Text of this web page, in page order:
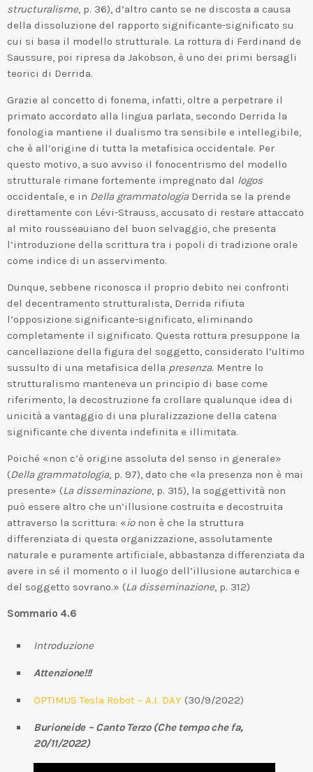
structuralisme, p. 36), d’altro canto se ne discosta a causa
della dissoluzione del rapporto significante-significato su
cui si basa il modello strutturale. La rottura di Ferdinand de
Saussure, poi ripresa da Jakobson, è uno dei primi bersagli
teorici di Derrida.
Grazie al concetto di fonema, infatti, oltre a perpetrare il
primato accordato alla lingua parlata, secondo Derrida la
fonologia mantiene il dualismo tra sensibile e intellegibile,
che è all’origine di tutta la metafisica occidentale. Per
questo motivo, a suo avviso il fonocentrismo del modello
strutturale rimane fortemente impregnato dal logos
occidentale, e in Della grammatologiaDerrida se la prende
direttamente con Lévi-Strauss, accusato di restare attaccato
al mito rousseauiano del buon selvaggio, che presenta
l’introduzione della scrittura tra i popoli di tradizione orale
come indice di un asservimento.
Dunque, sebbene riconosca il proprio debito nei confronti
del decentramento strutturalista, Derrida rifiuta
l’opposizione significante-significato, eliminando
completamente il significato. Questa rottura presuppone la
cancellazione della figura del soggetto, considerato l’ultimo
sussulto di una metafisica della presenza. Mentre lo
strutturalismo manteneva un principio di base come
riferimento, la decostruzione fa crollare qualunque idea di
unicità a vantaggio di una pluralizzazione della catena
significante che diventa indefinita e illimitata.
Poiché «non c’è origine assoluta del senso in generale»
(Della grammatologia, p. 97), dato che «la presenza non è mai
presente» (La disseminazione, p. 315), la soggettività non
può essere altro che un’illusione costruita e decostruita
attraverso la scrittura: «ionon è che la struttura
differenziata di questa organizzazione, assolutamente
naturale e puramente artificiale, abbastanza differenziata da
avere in sé il momento o il luogo dell’illusione autarchica e
del soggetto sovrano.» (La disseminazione, p. 312)
Sommario 4.6
Introduzione
Attenzione!!!
OPTIMUS Tesla Robot – A.I. DAY (30/9/2022)
Burioneide – Canto Terzo (Che tempo che fa,
20/11/2022)